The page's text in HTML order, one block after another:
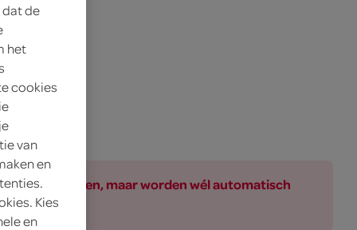
de producten, maar worden wél automatisch
de
het
cookies
van
en
Kies
en